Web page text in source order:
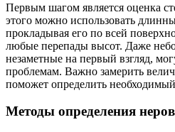
Первым шагом является оценка
этого можно использовать
прокладывая его по всей
любые перепады высот. Даже
незаметные на первый взгляд,
проблемам. Важно замерить
поможет определить
Методы определения